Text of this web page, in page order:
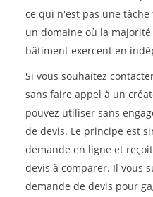
ce qui n'est pas une
un domaine où la
bâtiment exercent en
Si vous souhaitez
sans faire appel à un
pouvez utiliser sans
de devis. Le principe est
demande en ligne et
devis à comparer. Il vous
demande de devis pour